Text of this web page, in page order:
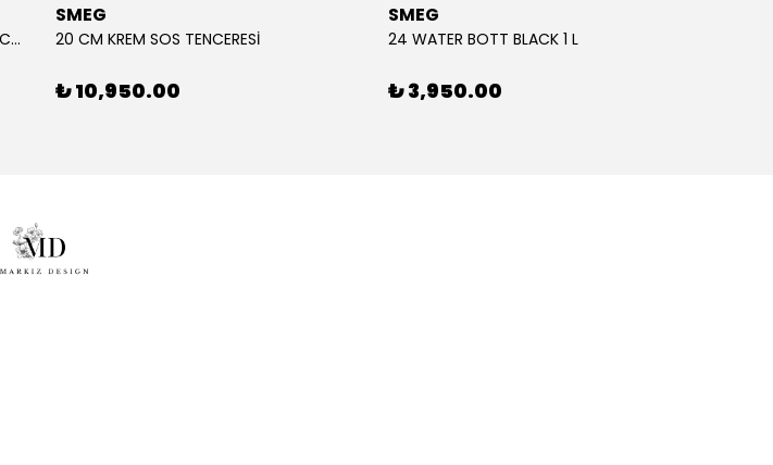
2'Li Pembe Porselen Kalpli Tabak 21,5 Cm La Majorelle
SMEG
20 CM KREM SOS TENCERESİ
₺ 10,950.00
SMEG
24 WATER BOTT BLACK 1 L
₺ 3,950.00